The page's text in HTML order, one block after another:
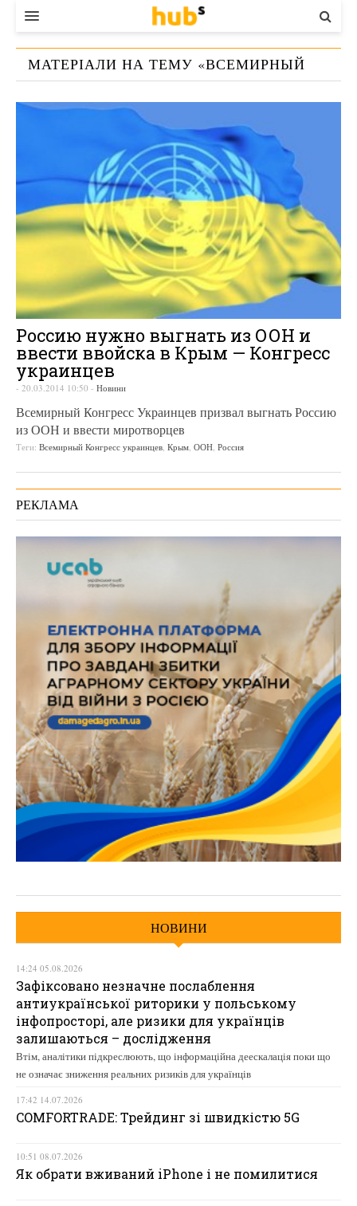
ВЛАДА
ЕКОНОМІКА
БІЗНЕС
КОНТАКТИ
МАТЕРІАЛИ НА ТЕМУ «ВСЕМИРНЫЙ
Россию нужно выгнать из ООН и
ввести ввойска в Крым — Конгресс
украинцев
- 20.03.2014 10:50 - Новини
Всемирный Конгресс Украинцев призвал выгнать Россию
из ООН и ввести миротворцев
Теги: Всемирный Конгресс украинцев, Крым, ООН, Россия
РЕКЛАМА
НОВИНИ
14:24 05.08.2026
Зафіксовано незначне послаблення
антиукраїнської риторики у польському
інфопросторі, але ризики для українців
залишаються – дослідження
Втім, аналітики підкреслюють, що інформаційна деескалація поки що
не означає зниження реальних ризиків для українців
17:42 14.07.2026
COMFORTRADE: Трейдинг зі швидкістю 5G
10:51 08.07.2026
Як обрати вживаний iPhone і не помилитися